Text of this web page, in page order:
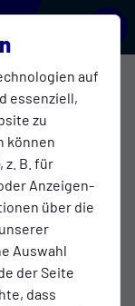
auf
essenziell,
zu
können
z. B. für
Anzeigen-
über die
Auswahl
der Seite
dass